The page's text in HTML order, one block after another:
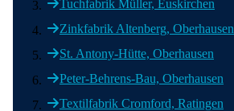
Tuchfabrik Müller, Euskirchen
Zinkfabrik Altenberg, Oberhausen
St. Antony-Hütte, Oberhausen
Peter-Behrens-Bau, Oberhausen
Textilfabrik Cromford, Ratingen